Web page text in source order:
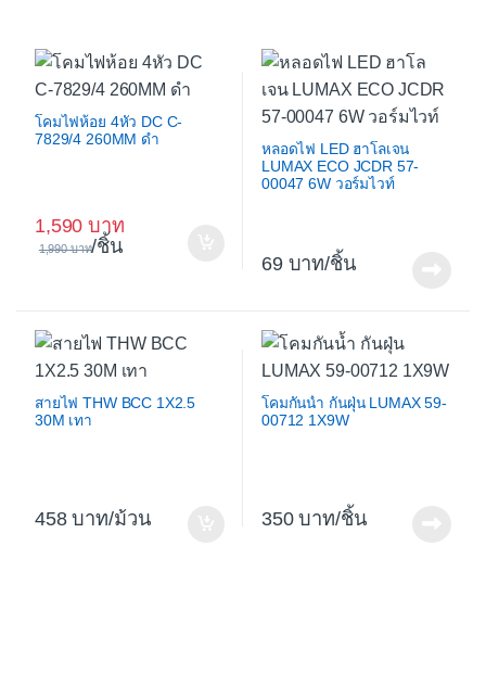
โคมไฟห้อย 4หัว DC C-
7829/4 260MM ดำ
1,590
1,990 /ชิ้น
หลอดไฟ LED ฮาโลเจน
LUMAX ECO JCDR 57-
00047 6W วอร์มไวท์
69 /ชิ้น
สายไฟ THW BCC 1X2.5
30M เทา
458 /ม้วน
โคมกันน้ำ กันฝุ่น LUMAX 59-
00712 1X9W
350 /ชิ้น